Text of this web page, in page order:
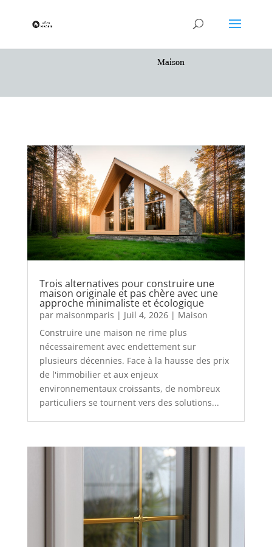
Maison
Trois alternatives pour construire une
maison originale et pas chère avec une
approche minimaliste et écologique
par maisonmparis | Juil 4, 2026| Maison
Construire une maison ne rime plus
nécessairement avec endettement sur
plusieurs décennies. Face à la hausse des prix
de l'immobilier et aux enjeux
environnementaux croissants, de nombreux
particuliers se tournent vers des solutions...